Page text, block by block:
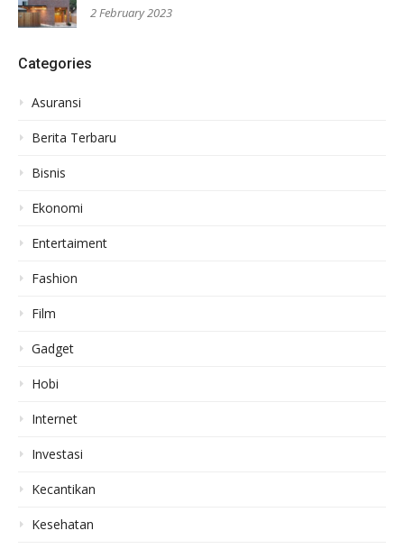
2 February 2023
Categories
Asuransi
Berita Terbaru
Bisnis
Ekonomi
Entertaiment
Fashion
Film
Gadget
Hobi
Internet
Investasi
Kecantikan
Kesehatan